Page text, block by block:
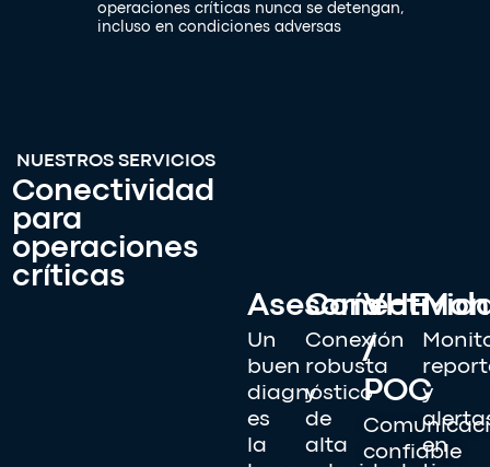
operaciones críticas nunca se detengan,
incluso en condiciones adversas
NUESTROS SERVICIOS
Conectividad
para
operaciones
críticas
Asesoría
Un
buen
diagnóstico
es
la
Conexión
robusta
y
de
alta
VHF
/
POC
confiable
y
en